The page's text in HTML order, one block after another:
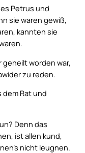
Petrus und
sie waren gewiß,
kannten sie
worden war,
zu reden.
Rat und
Denn das
ist allen kund,
nicht leugnen.